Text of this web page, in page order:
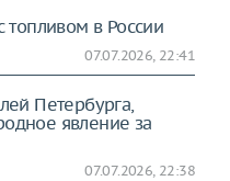
топливом в России
07.07.2026, 22:41
Петербурга,
явление за
07.07.2026, 22:38